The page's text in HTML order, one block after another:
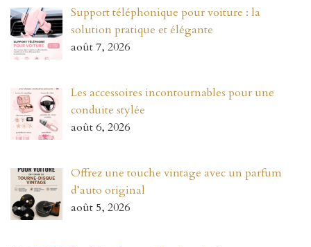
Support téléphonique pour voiture : la
solution pratique et élégante
août 7, 2026
Les accessoires incontournables pour une
conduite stylée
août 6, 2026
Offrez une touche vintage avec un parfum
d’auto original
août 5, 2026